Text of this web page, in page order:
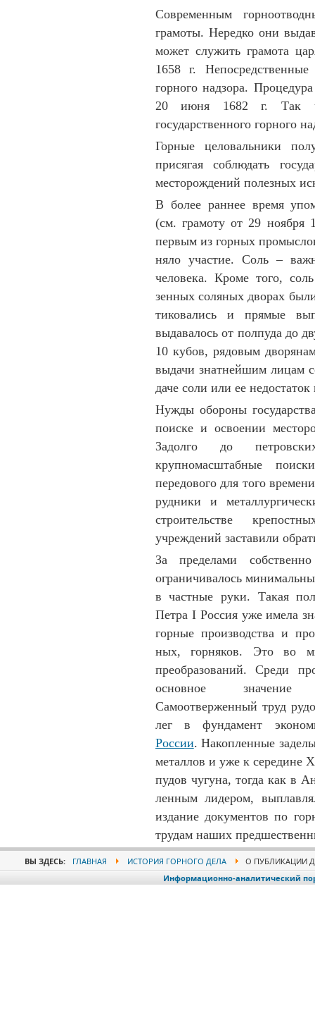
Современным
грамоты. Не­редко они
может служить грамо­та
1658 г.
горного надзора.
20 июня 1682 г. Так
государственного гор­но­го
Горные целовальники
присягая соблюдать
месторождений полезных
В более раннее время
(см. грамоту от 29
первым из горных
ня­ло участие. Соль –
человека. Кро­ме того,
зенных соляных дворах
тиковались и прямые
выдавалось от пол­пуда до
10 кубов, рядовым
выда­чи знат­нейшим ли­цам
да­че соли или ее
Нужды обороны
поиске и освоении
Задолго до
крупномасштабные
передового для того
рудники и
строи­тельстве
учреждений заставили
За пределами
ограничивалось
в частные руки. Такая
Петра I Рос­сия уже имела
горные произ­вод­ства и
ных, горняков. Это во
преобра­зо­ваний. Среди
основ­ное значение
Самоотверженный труд
лег в фундамент
России. На­коп­ленные
металлов и уже к середине
пудов чугуна, тогда как в
ленным ли­дером,
издание до­кумен­тов по
трудам на­ших
ВЫ ЗДЕСЬ: ГЛАВНАЯ ИСТОРИЯ ГОРНОГО ДЕЛА
О ПУБЛИКАЦИИ
Информационно-аналитический